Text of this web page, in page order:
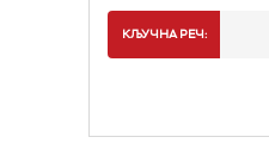
КЉУЧНА РЕЧ: